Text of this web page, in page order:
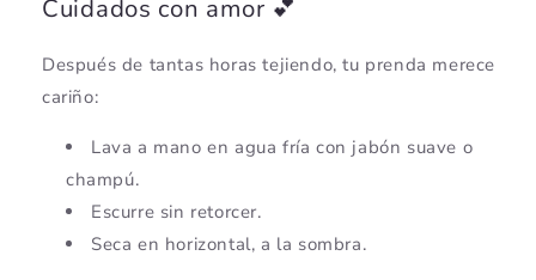
Cuidados con amor 💕
Después de tantas horas tejiendo, tu prenda merece
cariño:
Lava a mano en agua fría con jabón suave o
champú.
Escurre sin retorcer.
Seca en horizontal, a la sombra.